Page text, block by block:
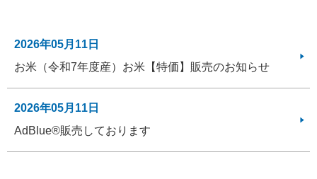
2026年05月11日
お米（令和7年度産）お米【特価】販売のお知らせ
2026年05月11日
AdBlue®販売しております